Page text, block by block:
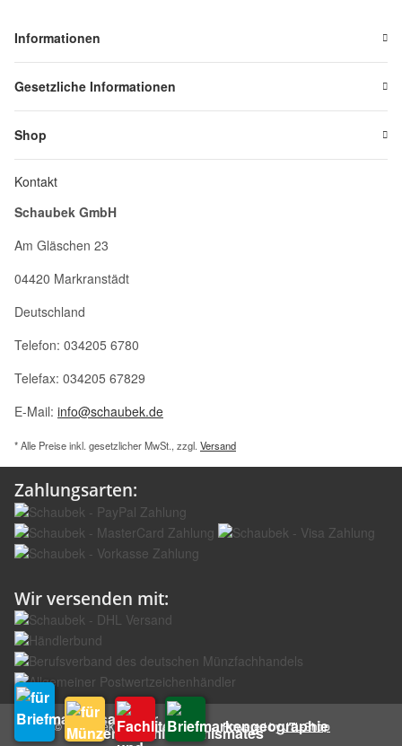
Informationen
Gesetzliche Informationen
Shop
Kontakt
Schaubek GmbH
Am Gläschen 23
04420 Markranstädt
Deutschland
Telefon: 034205 6780
Telefax: 034205 67829
E-Mail: info@schaubek.de
* Alle Preise inkl. gesetzlicher MwSt., zzgl. Versand
Zahlungsarten:
Wir versenden mit:
© Schaubek GmbH Powered byJTL-Shop